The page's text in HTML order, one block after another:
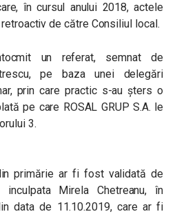
în cursul anului 2018, actele
de către Consiliul local.
un referat, semnat de
pe baza unei delegări
prin care practic s-au șters o
pe care ROSAL GRUP S.A. le
3.
primărie ar fi fost validată de
inculpata Mirela Chetreanu, în
data de 11.10.2019, care ar fi